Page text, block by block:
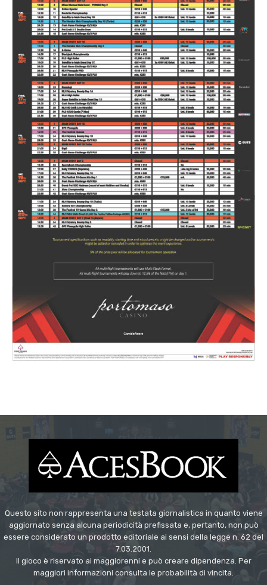
Questo sito non rappresenta una testata giornalistica in quanto viene
aggiornato senza alcuna periodicità prefissata e, pertanto, non può
essere considerato un prodotto editoriale ai sensi della legge n. 62 del
7.03.2001.
Il gioco è riservato ai maggiorenni e può creare dipendenza. Per
maggiori informazioni consulta le probabilità di vincita.